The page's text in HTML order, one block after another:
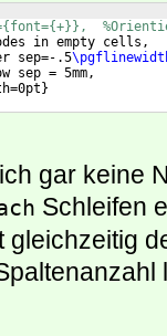
in empty cells,
sep=-.5
sep = 5mm,
}
gar keine
Schleifen
gleichzeitig